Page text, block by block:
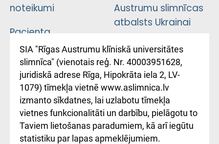
noteikumi
Pacienta
atsauksmju/sūdzību
iesniegšanas
kārtība
Kā pie mums nokļūt
Rēķinu apmaksas
ceļvedis
Austrumu slimnīcas
atbalsts Ukrainai
Підтримка Східної
лікарні та співпраця з
Україною
SIA "Rīgas Austrumu klīniskā universitātes
slimnīca" (vienotais reģ. Nr. 40003951628,
juridiskā adrese Rīga, Hipokrāta iela 2, LV-
1079) tīmekļa vietnē www.aslimnica.lv
izmanto sīkdatnes, lai uzlabotu tīmekļa
vietnes funkcionalitāti un darbību, pielāgotu to
Taviem lietošanas paradumiem, kā arī iegūtu
statistiku par lapas apmeklējumiem.